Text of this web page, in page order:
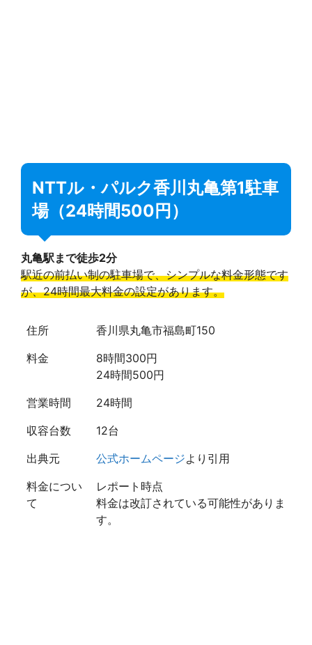
NTTル・パルク香川丸亀第1駐車
場（24時間500円）
丸亀駅まで徒歩2分
駅近の前払い制の駐車場で、シンプルな料金形態です
が、24時間最大料金の設定があります。
住所
香川県丸亀市福島町150
料金
8時間300円
24時間500円
営業時間
24時間
収容台数
12台
出典元
公式ホームページより引用
料金につい
て
レポート時点
料金は改訂されている可能性がありま
す。